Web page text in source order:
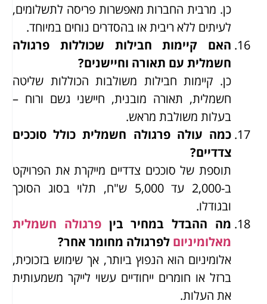
כן. מרבית החברות מאפשרות פריסה לתשלומים,
לעיתים ללא ריבית או בהסדרים נוחים במיוחד.
האם קיימות חבילות שכוללות פרגולה
חשמלית עם תאורה וחיישנים?
כן. קיימות חבילות משולבות הכוללות שליטה
חשמלית, תאורה מובנית, חיישני גשם ורוח –
בעלות משולבת מראש.
כמה עולה פרגולה חשמלית כולל סוככים
צדדיים?
תוספת של סוככים צדדיים מייקרת את הפרויקט
ב-2,000 עד 5,000 ש"ח, תלוי בסוג הסוכך
ובגודלו.
מה ההבדל במחיר ביןפרגולה חשמלית
מאלומיניום לפרגולה מחומר אחר?
אלומיניום הוא הנפוץ ביותר, אך שימוש בזכוכית,
ברזל או חומרים ייחודיים עשוי לייקר משמעותית
את העלות.